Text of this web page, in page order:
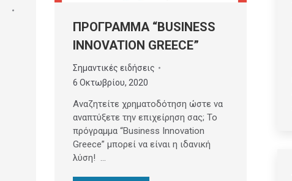
ΠΡΟΓΡΑΜΜΑ “BUSINESS
INNOVATION GREECE”
Σημαντικές ειδήσεις
6 Οκτωβρίου, 2020
Αναζητείτε χρηματοδότηση ώστε να
αναπτύξετε την επιχείρηση σας; Το
πρόγραμμα “Business Innovation
Greece” μπορεί να είναι η ιδανική
λύση! …